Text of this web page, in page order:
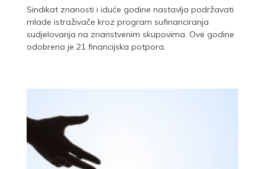
Sindikat znanosti i iduće godine nastavlja podržavati
mlade istraživače kroz program sufinanciranja
sudjelovanja na znanstvenim skupovima. Ove godine
odobrena je 21 financijska potpora.